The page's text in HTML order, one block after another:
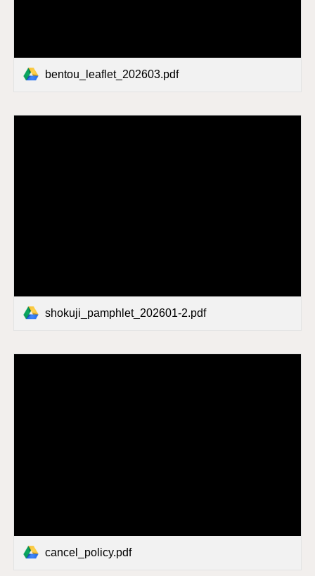
bentou_leaflet_202603.pdf
shokuji_pamphlet_202601-2.pdf
cancel_policy.pdf